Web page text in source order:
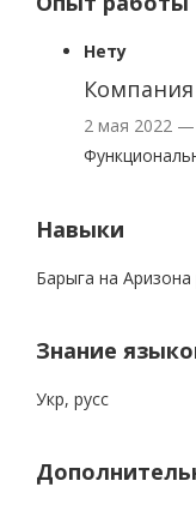
Нету
2 мая 2022
Навыки
Барыга на Аризона
Знание
Укр, русс